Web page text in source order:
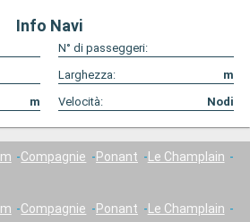
Info Navi
N° di passeggeri:
Larghezza:
m
m Velocità: Nodi
Compagnie Ponant
Le Champlain
Compagnie Ponant
Le Champlain